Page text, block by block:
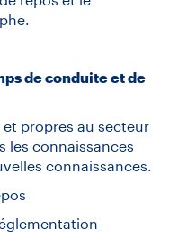
de conduite et de
propres au secteur
les connaissances
connaissances.